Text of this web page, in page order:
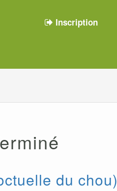
Inscription
du chou)